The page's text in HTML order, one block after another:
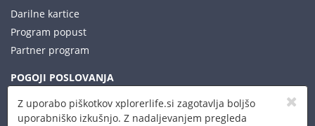
Z uporabo piškotkov xplorerlife.si zagotavlja boljšo
uporabniško izkušnjo. Z nadaljevanjem pregleda
Darilne kartice
Program popust
Partner program
POGOJI POSLOVANJA
Pravilnik o zasebnosti
Pogoji prodaje